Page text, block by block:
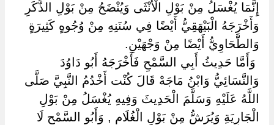
إِنَّمَا يُغْسَلُ مِنْ بَوْلِ الْأُنْثَى وَيُنْضَحُ مِنْ بَوْلِ الذَّكَرِ
وَأَخْرَجَهُ الْبَيْهَقِيُّ أَيْضًا فِي سُنَنِهِ مِنْ وُجُوهٍ كَثِيرَةٍ
وَالطَّحَاوِيُّ أَيْضًا مِنْ وَجْهَيْنِ.
‏ ‏وَأَمَّا حَدِيثُ أَبِي السَّمْحِ فَأَخْرَجَهُ أَبُو دَاوُدَ
وَالنَّسَائِيُّ وَابْنُ مَاجَهْ قَالَ كُنْت أَخْدُمُ النَّبِيَّ صَلَّى
اللَّهُ عَلَيْهِ وَسَلَّمَ الْحَدِيثَ وَفِيهِ يُغْسَلُ مِنْ بَوْلِ
الْجَارِيَةِ وَيُرَشُّ مِنْ بَوْلِ الْغُلَامِ , وَأَبُو السَّمْحِ لَا